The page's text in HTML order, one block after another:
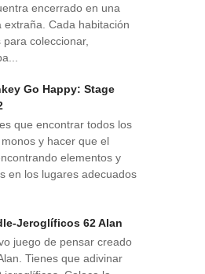
encerrado en una
extraña. Cada habitación
coleccionar,
Go Happy: Stage
que encontrar todos los
monos y hacer que el
elementos y
en los lugares adecuados
Jeroglíficos 62 Alan
juego de pensar creado
Tienes que adivinar